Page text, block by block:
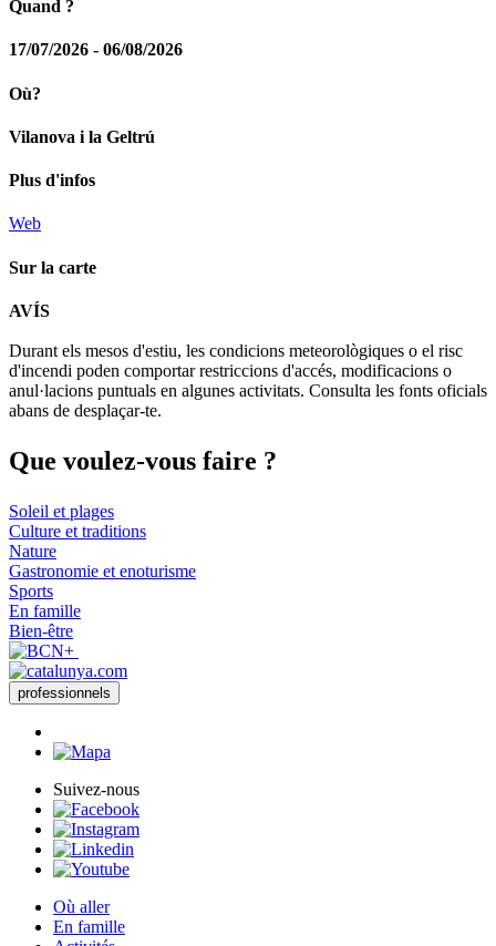
Quand ?
17/07/2026 - 06/08/2026
Où?
Vilanova i la Geltrú
Plus d'infos
Web
Sur la carte
−
AVÍS
Durant els mesos d'estiu, les condicions meteorològiques o el risc
d'incendi poden comportar restriccions d'accés, modificacions o
anul·lacions puntuals en algunes activitats. Consulta les fonts oficials
abans de desplaçar-te.
Que voulez-vous faire ?
Soleil et plages
Culture et traditions
Nature
Gastronomie et enoturisme
Sports
En famille
Bien-être
professionnels
Suivez-nous
Où aller
En famille